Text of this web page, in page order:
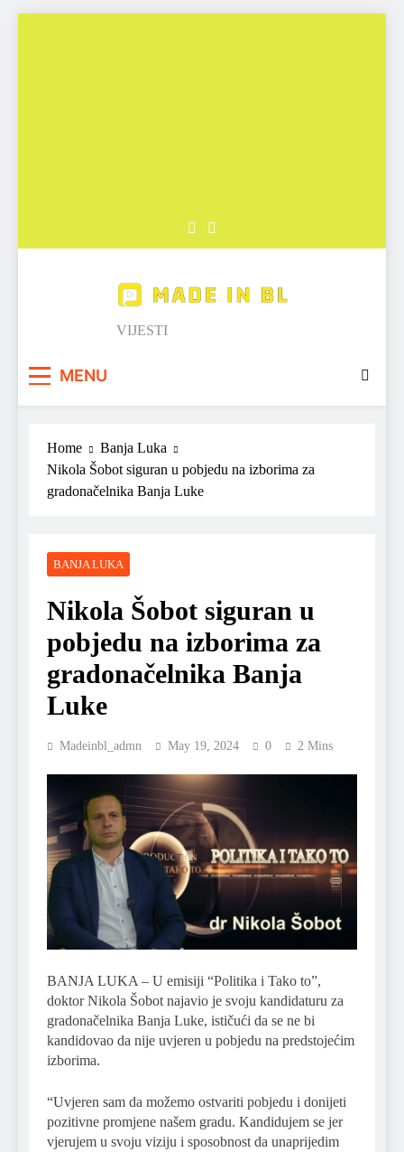
Made in BL
VIJESTI
MENU
Home
Banja Luka
Nikola Šobot siguran u pobjedu na izborima za
gradonačelnika Banja Luke
BANJA LUKA
Nikola Šobot siguran u
pobjedu na izborima za
gradonačelnika Banja
Luke
Madeinbl_admn May 19, 2024 0 2 Mins
BANJA LUKA – U emisiji “Politika i Tako to”,
doktor Nikola Šobot najavio je svoju kandidaturu za
gradonačelnika Banja Luke, ističući da se ne bi
kandidovao da nije uvjeren u pobjedu na predstojećim
izborima.
“Uvjeren sam da možemo ostvariti pobjedu i donijeti
pozitivne promjene našem gradu. Kandidujem se jer
vjerujem u svoju viziju i sposobnost da unaprijedim